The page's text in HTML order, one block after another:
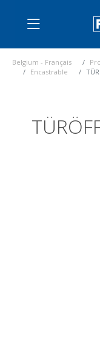
Belgium - Français
Encastrable